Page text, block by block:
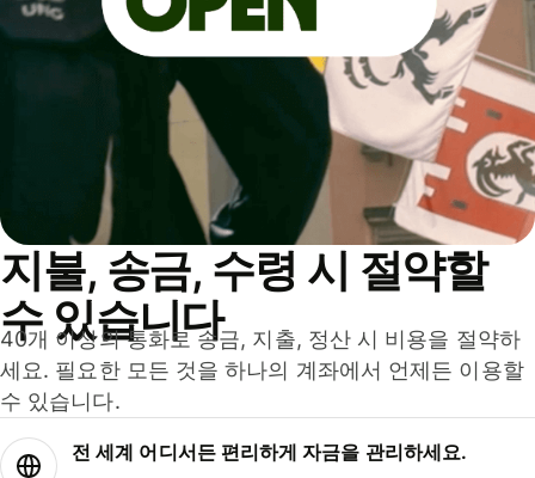
지불, 송금, 수령 시 절약할
수 있습니다
40개 이상의 통화로 송금, 지출, 정산 시 비용을 절약하
세요. 필요한 모든 것을 하나의 계좌에서 언제든 이용할
수 있습니다.
전 세계 어디서든 편리하게 자금을 관리하세요.